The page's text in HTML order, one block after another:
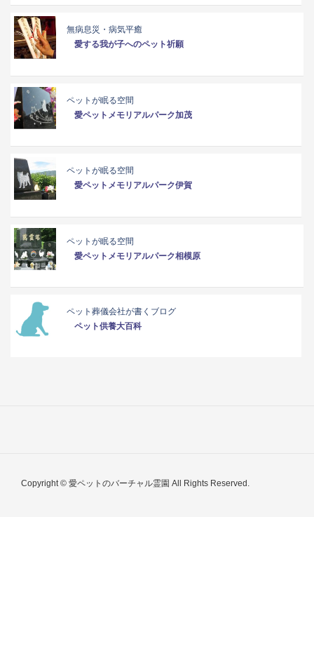
無病息災・病気平癒
愛する我が子へのペット祈願
ペットが眠る空間
愛ペットメモリアルパーク加茂
ペットが眠る空間
愛ペットメモリアルパーク伊賀
ペットが眠る空間
愛ペットメモリアルパーク相模原
ペット葬儀会社が書くブログ
ペット供養大百科
Copyright © 愛ペットのバーチャル霊園 All Rights Reserved.